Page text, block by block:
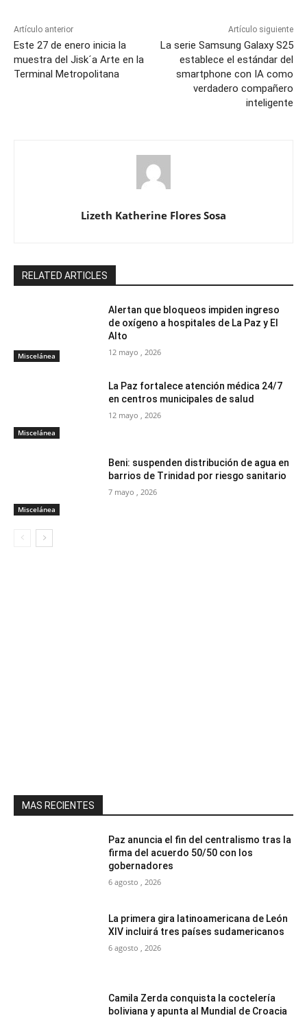
Artículo anterior
Este 27 de enero inicia la
muestra del Jisk´a Arte en la
Terminal Metropolitana
Artículo siguiente
La serie Samsung Galaxy S25
establece el estándar del
smartphone con IA como
verdadero compañero
inteligente
Lizeth Katherine Flores Sosa
RELATED ARTICLES
Miscelánea
Alertan que bloqueos impiden ingreso
de oxígeno a hospitales de La Paz y El
Alto
12 mayo , 2026
Miscelánea
La Paz fortalece atención médica 24/7
en centros municipales de salud
12 mayo , 2026
Miscelánea
Beni: suspenden distribución de agua en
barrios de Trinidad por riesgo sanitario
7 mayo , 2026
MAS RECIENTES
Paz anuncia el fin del centralismo tras la
firma del acuerdo 50/50 con los
gobernadores
6 agosto , 2026
La primera gira latinoamericana de León
XIV incluirá tres países sudamericanos
6 agosto , 2026
Camila Zerda conquista la coctelería
boliviana y apunta al Mundial de Croacia